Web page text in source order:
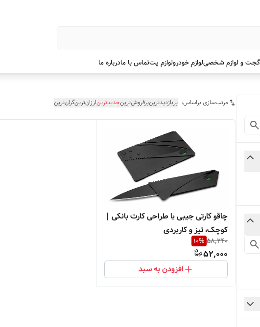
گجت و لوازم شخصیلوازم خودرولوازم پتتماس با مادرباره ما
مرتب‌سازی براساس: پربازدیدترینپرفروش‌ترینجدیدترینارزان‌ترینگران‌ترین
چاقو کارتی جیبی با طراحی کارت بانکی |
کوچک، تیز و کاربردی
58,240
10%
52,000
افزودن به سبد